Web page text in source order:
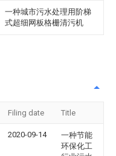
一种城市污水处理用阶梯
式超细网板格栅清污机
Filing date Title
2020-09-14
一种节能
环保化工